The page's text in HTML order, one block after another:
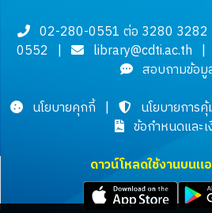
02-280-0551 ต่อ 3280 3282
0552 | library@cdti.ac.th |
สอบถามข้อมู
นโยบายคุกกี้ | นโยบายการ
ข้อกำหนดและเ
ดาวน์โหลดใช้งานบนแ